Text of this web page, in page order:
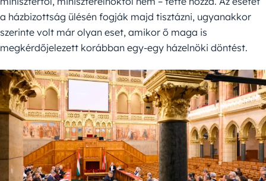
a házbizottság ülésén fogják majd tisztázni, ugyanakkor
szerinte volt már olyan eset, amikor ő maga is
megkérdőjelezett korábban egy-egy házelnöki döntést.